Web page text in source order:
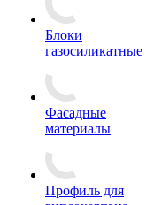
Блоки
газосиликатные
Фасадные
материалы
Профиль для